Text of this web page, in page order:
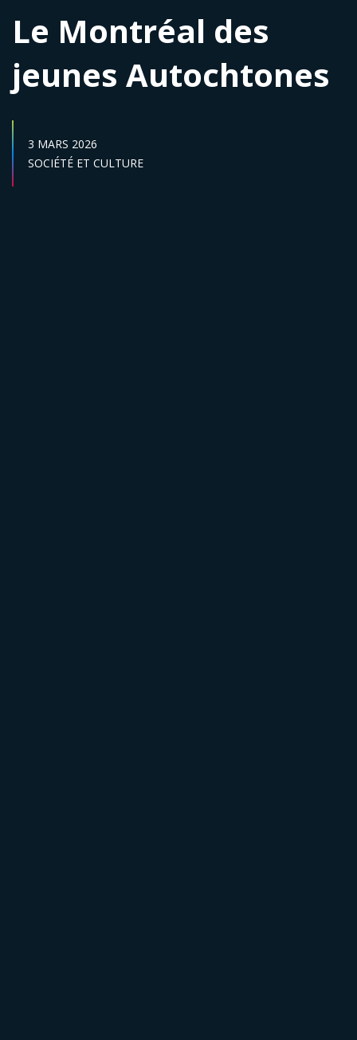
Le Montréal des
jeunes Autochtones
DATE DE PUBLICATION :
3 MARS 2026
Secteur :
SOCIÉTÉ ET CULTURE